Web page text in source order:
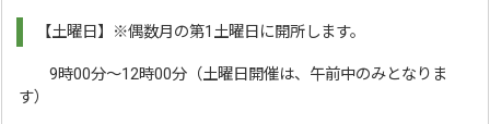
【土曜日】※偶数月の第1土曜日に開所します。
9時00分～12時00分（土曜日開催は、午前中のみとなりま
す）